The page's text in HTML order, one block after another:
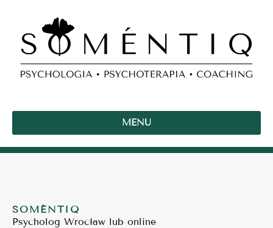
MENU
SOMÉNTIQ
Psycholog Wrocław lub online